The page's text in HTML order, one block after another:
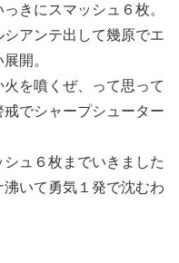
きにスマッシュ６枚。
アンテ出して幾原でエ
開。
を噴くぜ、って思って
でシャープシューター
ュ６枚までいきました
いて勇気１発で沈むわ